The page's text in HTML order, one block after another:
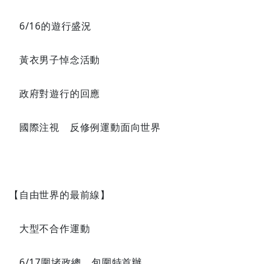
6/16的遊行盛況
黃衣男子悼念活動
政府對遊行的回應
國際注視 反修例運動面向世界
【自由世界的最前線】
大型不合作運動